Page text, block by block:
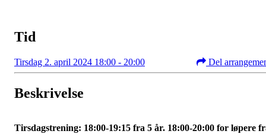
Tid
Tirsdag 2. april 2024 18:00 - 20:00 Del
Beskrivelse
Tirsdagstrening: 18:00-19:15 fra 5 år. 18:00-20:00 for løpere